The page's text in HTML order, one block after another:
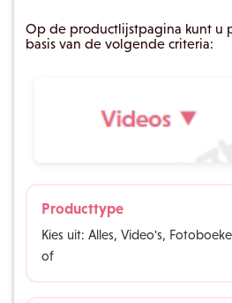
Op de productlijstpagina kunt u
basis van de volgende criteria:
Producttype
Kies uit: Alles, Video's,
of